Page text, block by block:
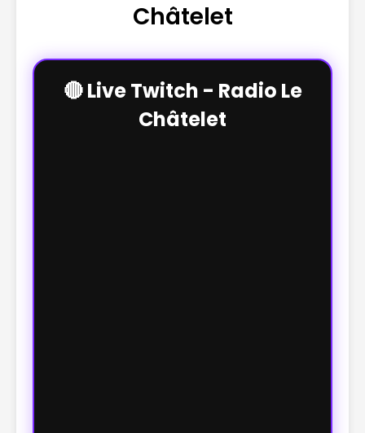
Châtelet
🔴 Live Twitch - Radio Le
Châtelet